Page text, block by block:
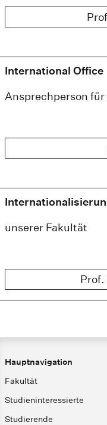
International Office
Ansprechperson
unserer Fakultät
Prof.
Hauptnavigation
Fakultät
Studieninteressierte
Studierende